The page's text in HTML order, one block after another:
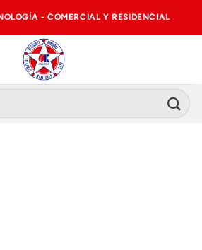
- COMERCIAL Y RESIDENCIAL